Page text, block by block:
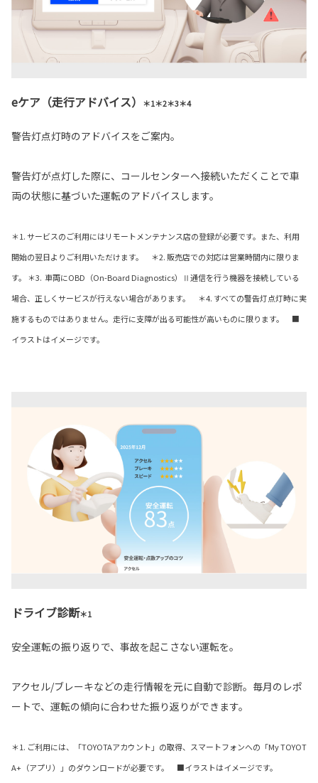
eケア（走行アドバイス） ＊1＊2＊3＊4
警告灯点灯時のアドバイスをご案内。
警告灯が点灯した際に、コールセンターへ接続いただくことで車
両の状態に基づいた運転のアドバイスします。
＊1. サービスのご利用にはリモートメンテナンス店の登録が必要です。また、利用
開始の翌日よりご利用いただけます。 ＊2. 販売店での対応は営業時間内に限りま
す。 ＊3. 車両にOBD（On-Board Diagnostics）Ⅱ通信を行う機器を接続している
場合、正しくサービスが行えない場合があります。 ＊4. すべての警告灯点灯時に実
施するものではありません。走行に支障が出る可能性が高いものに限ります。 ■
イラストはイメージです。
ドライブ診断＊1
安全運転の振り返りで、事故を起こさない運転を。
アクセル/ブレーキなどの走行情報を元に自動で診断。毎月のレポ
ートで、運転の傾向に合わせた振り返りができます。
＊1. ご利用には、「TOYOTAアカウント」の取得、スマートフォンへの「My TOYOT
A+（アプリ）」のダウンロードが必要です。 ■イラストはイメージです。